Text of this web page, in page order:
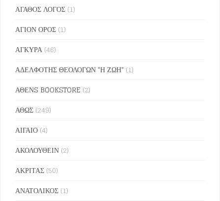
ΑΓΑΘΟΣ ΛΟΓΟΣ (1)
ΑΓΙΟΝ ΟΡΟΣ (1)
ΑΓΚΥΡΑ (46)
ΑΔΕΛΦΟΤΗΣ ΘΕΟΛΟΓΩΝ "Η ΖΩΗ" (1)
ΑΘΕΝS BOOKSTORE (2)
ΑΘΩΣ (249)
ΑΙΓΑΙΟ (4)
ΑΚΟΛΟΥΘΕΙΝ (2)
ΑΚΡΙΤΑΣ (50)
ΑΝΑΤΟΛΙΚΟΣ (1)